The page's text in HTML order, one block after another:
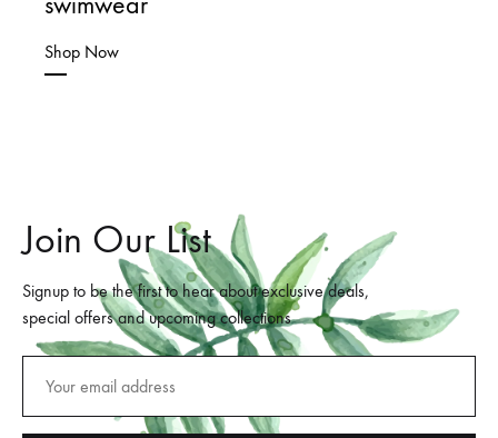
Shop Now
Join Our List
Signup to be the first to hear about exclusive deals,
special offers and upcoming collections